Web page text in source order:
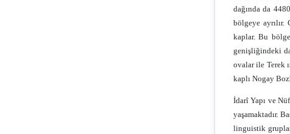
dağında da
bölgeye ayrılır.
kaplar. Bu
genişliğindeki
ovalar ile Terek
kaplı Nogay
İdarî Yapı ve
yaşamaktadır.
linguistik